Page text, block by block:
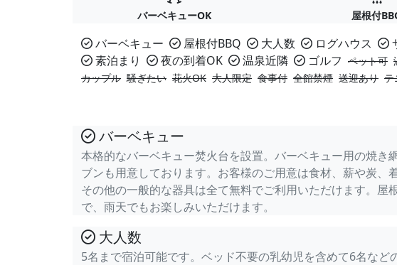
バーベキューOK 屋根付
バーベキュー 屋根付BBQ 大人数 ログハウス
素泊まり
夜の到着OK 温泉近隣 ゴルフ ペット可
カップル 騒ぎたい 花火OK 大人限定 食事付 全館禁煙 送迎あり テ
バーベキュー
本格的なバーベキュー焚火台を設置。バーベキュー用の焼き
ブンも用意しております。お客様のご用意は食材、薪や炭、
その他の一般的な器具は全て無料でご利用いただけます。屋
で、雨天でもお楽しみいただけます。
大人数
5名まで宿泊可能です。ベッド不要の乳幼児を含めて6名など